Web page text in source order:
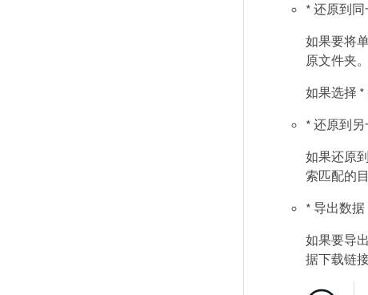
* 还原到同
如果要将
原文件夹。
如果选择 *
* 还原到另
如果还原
索匹配的目
* 导出数据
如果要导
据下载链